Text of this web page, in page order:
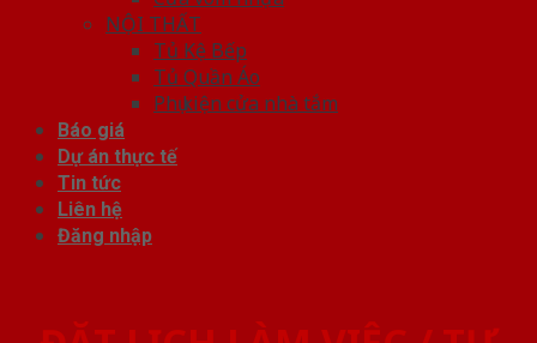
NỘI THẤT
Tủ Kệ Bếp
Tủ Quần Áo
Phụ kiện cửa nhà tắm
Báo giá
Dự án thực tế
Tin tức
Liên hệ
Đăng nhập